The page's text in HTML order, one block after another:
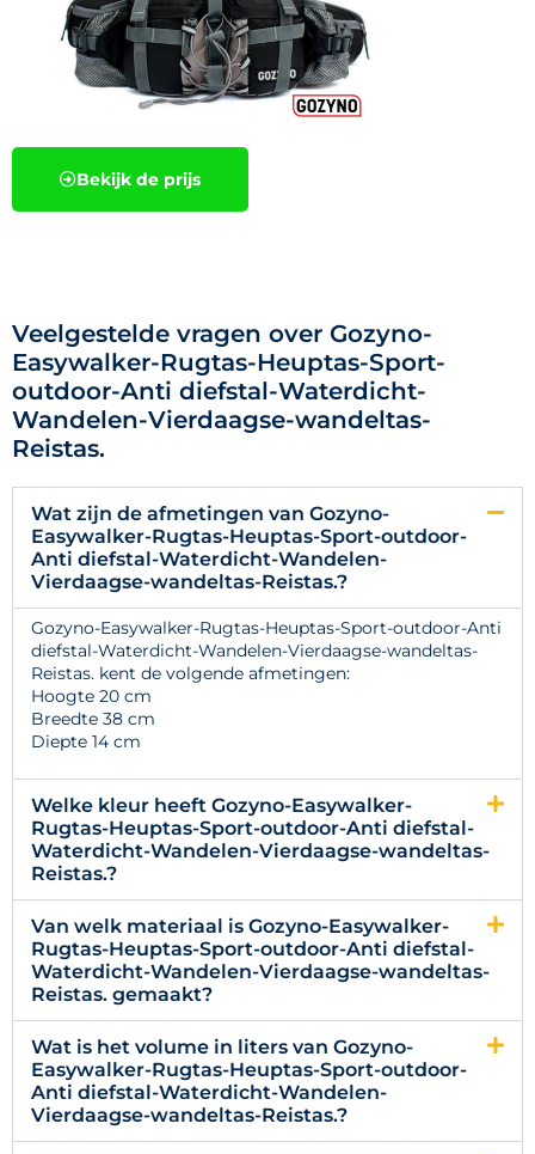
Bekijk de prijs
Veelgestelde vragen over Gozyno-
Easywalker-Rugtas-Heuptas-Sport-
outdoor-Anti diefstal-Waterdicht-
Wandelen-Vierdaagse-wandeltas-
Reistas.
Wat zijn de afmetingen van Gozyno-
Easywalker-Rugtas-Heuptas-Sport-outdoor-
Anti diefstal-Waterdicht-Wandelen-
Vierdaagse-wandeltas-Reistas.?
Gozyno-Easywalker-Rugtas-Heuptas-Sport-outdoor-Anti
diefstal-Waterdicht-Wandelen-Vierdaagse-wandeltas-
Reistas. kent de volgende afmetingen:
Hoogte 20 cm
Breedte 38 cm
Diepte 14 cm
Welke kleur heeft Gozyno-Easywalker-
Rugtas-Heuptas-Sport-outdoor-Anti diefstal-
Waterdicht-Wandelen-Vierdaagse-wandeltas-
Reistas.?
Van welk materiaal is Gozyno-Easywalker-
Rugtas-Heuptas-Sport-outdoor-Anti diefstal-
Waterdicht-Wandelen-Vierdaagse-wandeltas-
Reistas. gemaakt?
Wat is het volume in liters van Gozyno-
Easywalker-Rugtas-Heuptas-Sport-outdoor-
Anti diefstal-Waterdicht-Wandelen-
Vierdaagse-wandeltas-Reistas.?